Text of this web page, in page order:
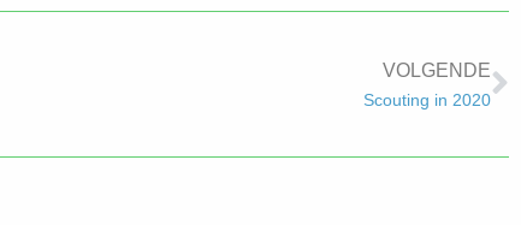
VOLGENDE
Scouting in 2020